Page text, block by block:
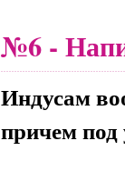
№6 -
Индусам
причем